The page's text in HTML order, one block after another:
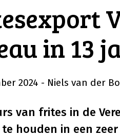
in 13
2024 - Niels van der
van frites in de
houden in een